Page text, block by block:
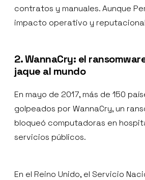
contratos y manuales. Aunque
impacto operativo y
2. WannaCry: el
jaque al mundo
En mayo de 2017, más de 150
golpeados por WannaCry, un
bloqueó computadoras en
servicios públicos.
En el Reino Unido, el Servicio